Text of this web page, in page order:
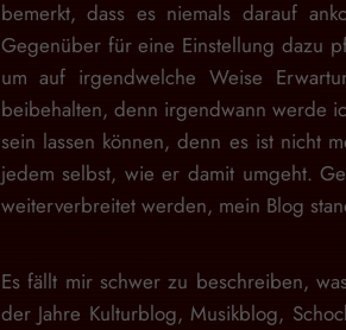
bemerkt, dass es niemals darauf
Gegenüber für eine Einstellung dazu
um auf irgendwelche Weise
beibehalten, denn irgendwann werde
sein lassen können, denn es ist nicht
jedem selbst, wie er damit umgeht.
weiterverbreitet werden, mein Blog
Es fällt mir schwer zu beschreiben,
der Jahre Kulturblog, Musikblog,